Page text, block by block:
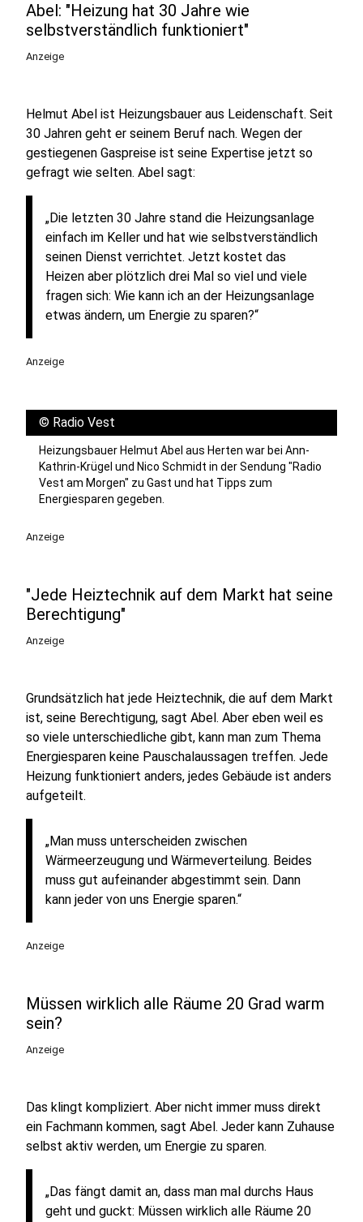
Abel: "Heizung hat 30 Jahre wie
selbstverständlich funktioniert"
Anzeige
Helmut Abel ist Heizungsbauer aus Leidenschaft. Seit
30 Jahren geht er seinem Beruf nach. Wegen der
gestiegenen Gaspreise ist seine Expertise jetzt so
gefragt wie selten. Abel sagt:
„Die letzten 30 Jahre stand die Heizungsanlage
einfach im Keller und hat wie selbstverständlich
seinen Dienst verrichtet. Jetzt kostet das
Heizen aber plötzlich drei Mal so viel und viele
fragen sich: Wie kann ich an der Heizungsanlage
etwas ändern, um Energie zu sparen?“
Anzeige
© Radio Vest
Heizungsbauer Helmut Abel aus Herten war bei Ann-
Kathrin-Krügel und Nico Schmidt in der Sendung "Radio
Vest am Morgen" zu Gast und hat Tipps zum
Energiesparen gegeben.
Anzeige
"Jede Heiztechnik auf dem Markt hat seine
Berechtigung"
Anzeige
Grundsätzlich hat jede Heiztechnik, die auf dem Markt
ist, seine Berechtigung, sagt Abel. Aber eben weil es
so viele unterschiedliche gibt, kann man zum Thema
Energiesparen keine Pauschalaussagen treffen. Jede
Heizung funktioniert anders, jedes Gebäude ist anders
aufgeteilt.
„Man muss unterscheiden zwischen
Wärmeerzeugung und Wärmeverteilung. Beides
muss gut aufeinander abgestimmt sein. Dann
kann jeder von uns Energie sparen.“
Anzeige
Müssen wirklich alle Räume 20 Grad warm
sein?
Anzeige
Das klingt kompliziert. Aber nicht immer muss direkt
ein Fachmann kommen, sagt Abel. Jeder kann Zuhause
selbst aktiv werden, um Energie zu sparen.
„Das fängt damit an, dass man mal durchs Haus
geht und guckt: Müssen wirklich alle Räume 20